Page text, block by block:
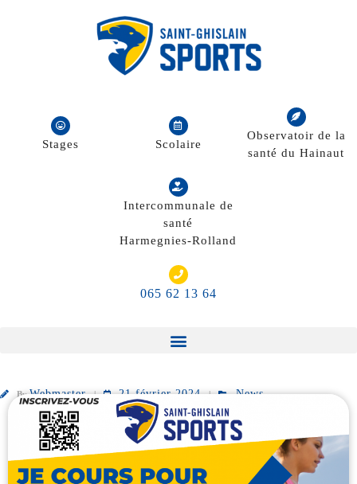
Stages Scolaire
Observatoir de la
santé du Hainaut
Intercommunale de
santé
Harmegnies-Rolland
065 62 13 64
ByWebmaster 21 février 2024 News